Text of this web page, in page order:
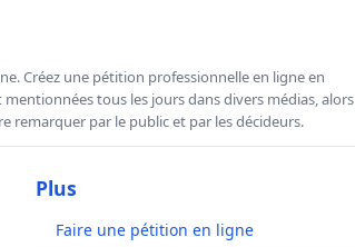
Créez une pétition professionnelle en ligne en
tous les jours dans divers médias, alors
remarquer par le public et par les décideurs.
Plus
Faire une pétition en ligne